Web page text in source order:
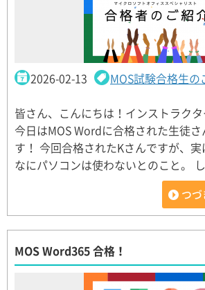
2026-02-13 MOS試験合格生の
皆さん、こんにちは！インストラク
今日はMOS Wordに合格された生徒
す！ 今回合格されたKさんですが、
なにパソコンは使わないとのこと。
つ
MOS Word365 合格！